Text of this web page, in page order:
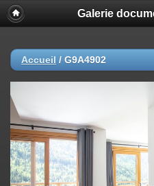
Galerie
Accueil / G9A4902